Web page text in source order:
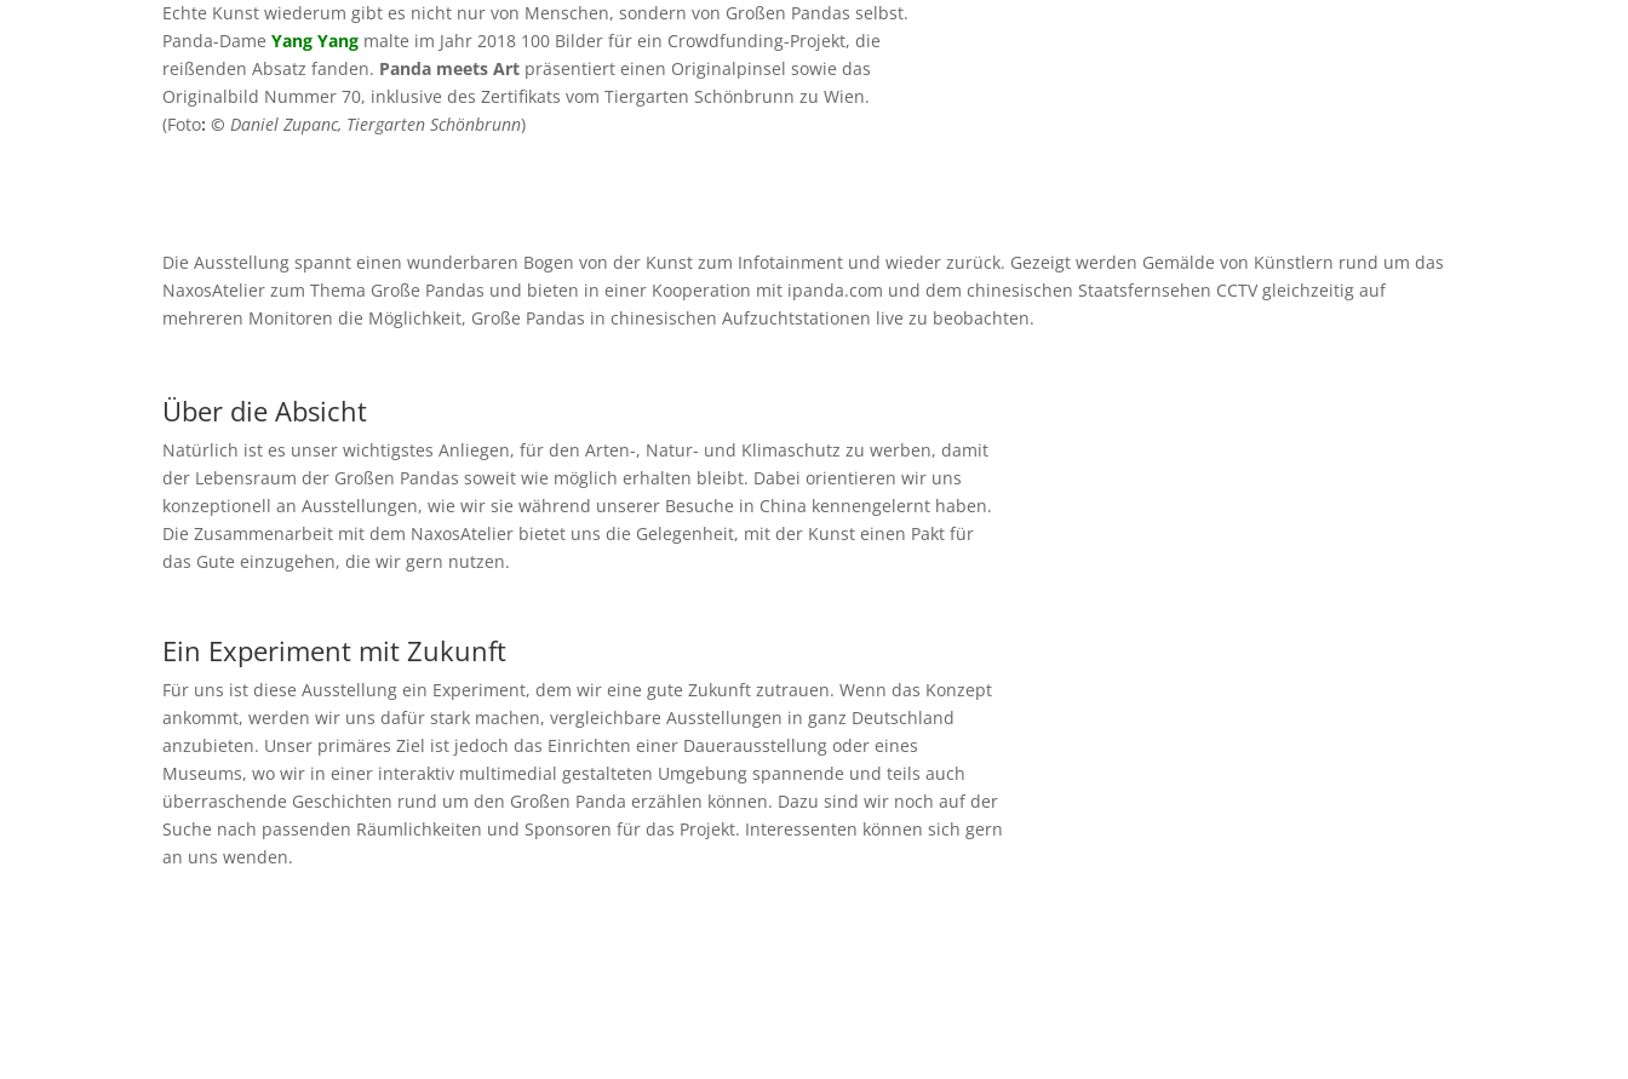
Echte Kunst wiederum gibt es nicht nur von Menschen, sondern von Großen Pandas selbst.
Panda-DameYang Yang malte im Jahr 2018 100 Bilder für ein Crowdfunding-Projekt, die
reißenden Absatz fanden. Panda meets Art präsentiert einen Originalpinsel sowie das
Originalbild Nummer 70, inklusive des Zertifikats vom Tiergarten Schönbrunn zu Wien.
(Foto: ©Daniel Zupanc, Tiergarten Schönbrunn)
Die Ausstellung spannt einen wunderbaren Bogen von der Kunst zum Infotainment und wieder zurück. Gezeigt werden Gemälde von Künstlern rund um das
NaxosAtelier zum Thema Große Pandas und bieten in einer Kooperation mit ipanda.com und dem chinesischen Staatsfernsehen CCTV gleichzeitig auf
mehreren Monitoren die Möglichkeit, Große Pandas in chinesischen Aufzuchtstationen live zu beobachten.
Über die Absicht
Natürlich ist es unser wichtigstes Anliegen, für den Arten-, Natur- und Klimaschutz zu werben, damit
der Lebensraum der Großen Pandas soweit wie möglich erhalten bleibt. Dabei orientieren wir uns
konzeptionell an Ausstellungen, wie wir sie während unserer Besuche in China kennengelernt haben.
Die Zusammenarbeit mit dem NaxosAtelier bietet uns die Gelegenheit, mit der Kunst einen Pakt für
das Gute einzugehen, die wir gern nutzen.
Ein Experiment mit Zukunft
Für uns ist diese Ausstellung ein Experiment, dem wir eine gute Zukunft zutrauen. Wenn das Konzept
ankommt, werden wir uns dafür stark machen, vergleichbare Ausstellungen in ganz Deutschland
anzubieten. Unser primäres Ziel ist jedoch das Einrichten einer Dauerausstellung oder eines
Museums, wo wir in einer interaktiv multimedial gestalteten Umgebung spannende und teils auch
überraschende Geschichten rund um den Großen Panda erzählen können. Dazu sind wir noch auf der
Suche nach passenden Räumlichkeiten und Sponsoren für das Projekt. Interessenten können sich gern
an uns wenden.